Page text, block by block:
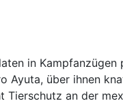
in Kampfanzügen
Ayuta, über ihnen
Tierschutz an der